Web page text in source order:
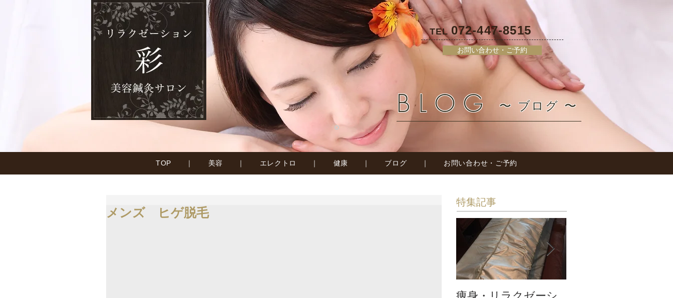
BLOG 〜 ブログ 〜
TOP ｜ 美容 ｜ エレクトロ ｜ 健康 ｜ ブログ ｜ お問い合わせ・ご予約
TEL072-447-8515
お問い合わせ・ご予約
メンズ ヒゲ脱毛
特集記事
痩身・リラクゼーシ